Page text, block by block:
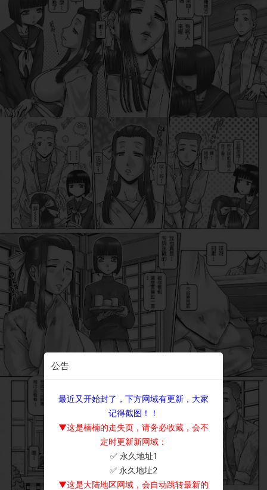
公告
最近又开始封了，下方网域有更新，大家
记得截图！！
▼这是楠楠的走失页，请务必收藏，会不
定时更新新网域：
✅ 永久地址1
✅ 永久地址2
▼这是大陆地区网域，会自动跳转最新的